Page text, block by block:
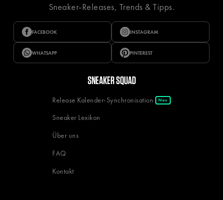
Sneaker-Releases, Trends & Tipps.
FACEBOOK INSTAGRAM
WHATSAPP PINTEREST
SNEAKER SQUAD
Release Kalender-Synchronisation Neu
Sneaker Lexikon
Über uns
FAQ
Kontakt